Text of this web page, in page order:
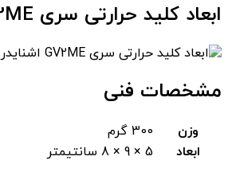
ابعاد کلید حرارتی سری GV2ME اشنایدر
مشخصات فنی
وزن
300 گرم
ابعاد
5 × 9 × 8 سانتیمتر